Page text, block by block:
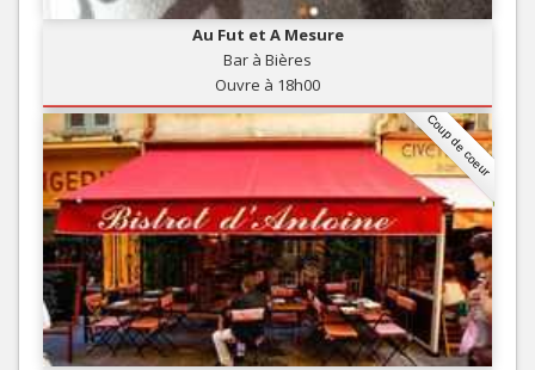
Au Fut et A Mesure
Bar à Bières
Ouvre à 18h00
Coup de coeur